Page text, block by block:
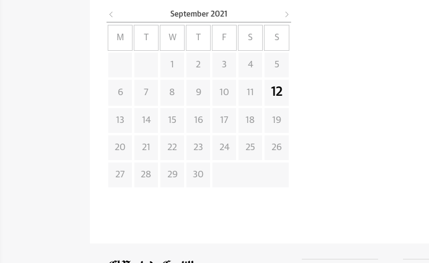
September 2021
M W F S S
1 2 3 4 5
6 7 8 9 10 11 12
13 14 15 16 17 18 19
20 21 22 23 24 25 26
27 28 29 30